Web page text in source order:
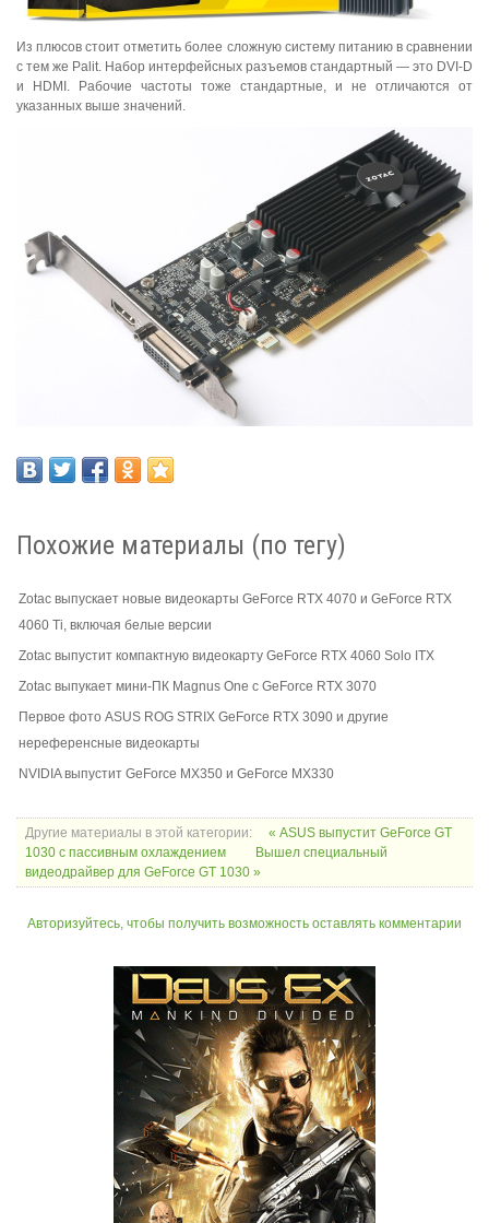
Из плюсов стоит отметить более сложную систему питанию в сравнении
с тем же Palit. Набор интерфейсных разъемов стандартный — это DVI-D
и HDMI. Рабочие частоты тоже стандартные, и не отличаются от
указанных выше значений.
Похожие материалы (по тегу)
Zotac выпускает новые видеокарты GeForce RTX 4070 и GeForce RTX
4060 Ti, включая белые версии
Zotac выпустит компактную видеокарту GeForce RTX 4060 Solo ITX
Zotac выпукает мини-ПК Magnus One с GeForce RTX 3070
Первое фото ASUS ROG STRIX GeForce RTX 3090 и другие
нереференсные видеокарты
NVIDIA выпустит GeForce MX350 и GeForce MX330
Другие материалы в этой категории:
« ASUS выпустит GeForce GT
1030 с пассивным охлаждением
Вышел специальный
видеодрайвер для GeForce GT 1030 »
Авторизуйтесь, чтобы получить возможность оставлять комментарии